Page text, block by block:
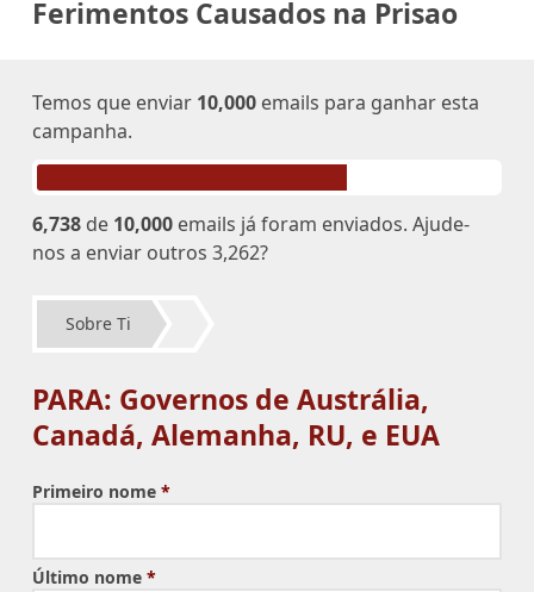
Ferimentos Causados na Prisao
Temos que enviar 10,000emails para ganhar esta
campanha.
6,738de 10,000emails já foram enviados. Ajude-
nos a enviar outros 3,262?
Sobre Ti
PARA: Governos de Austrália,
Canadá, Alemanha, RU, e EUA
Primeiro nome *
Último nome *